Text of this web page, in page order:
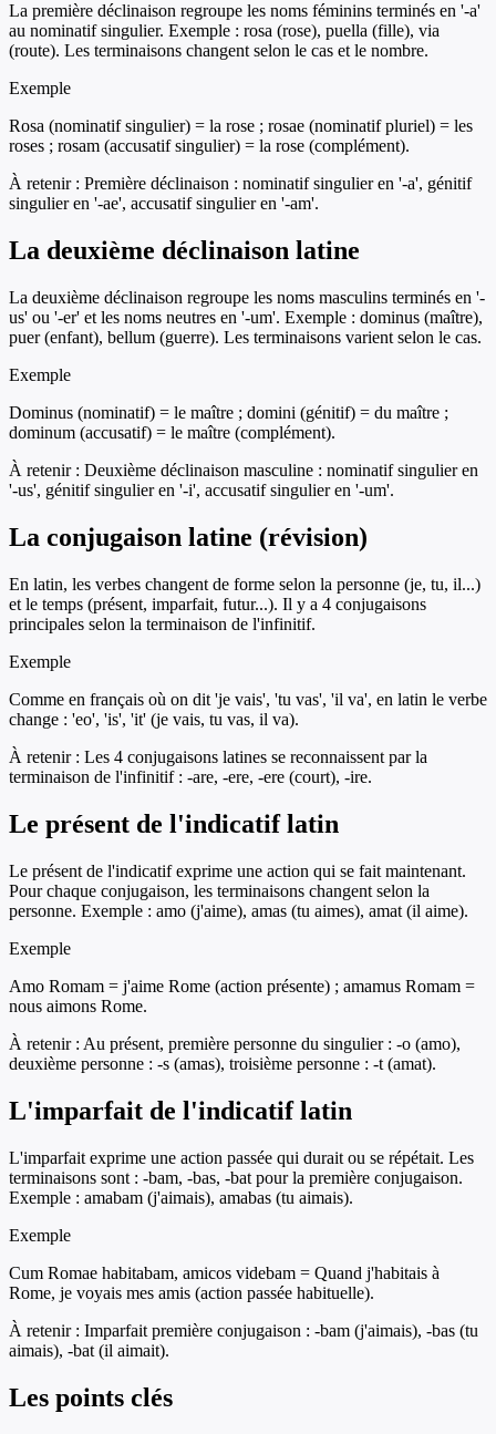
La première déclinaison regroupe les noms féminins terminés en '-a'
au nominatif singulier. Exemple : rosa (rose), puella (fille), via
(route). Les terminaisons changent selon le cas et le nombre.
Exemple
Rosa (nominatif singulier) = la rose ; rosae (nominatif pluriel) = les
roses ; rosam (accusatif singulier) = la rose (complément).
À retenir : Première déclinaison : nominatif singulier en '-a', génitif
singulier en '-ae', accusatif singulier en '-am'.
La deuxième déclinaison latine
La deuxième déclinaison regroupe les noms masculins terminés en '-
us' ou '-er' et les noms neutres en '-um'. Exemple : dominus (maître),
puer (enfant), bellum (guerre). Les terminaisons varient selon le cas.
Exemple
Dominus (nominatif) = le maître ; domini (génitif) = du maître ;
dominum (accusatif) = le maître (complément).
À retenir : Deuxième déclinaison masculine : nominatif singulier en
'-us', génitif singulier en '-i', accusatif singulier en '-um'.
La conjugaison latine (révision)
En latin, les verbes changent de forme selon la personne (je, tu, il...)
et le temps (présent, imparfait, futur...). Il y a 4 conjugaisons
principales selon la terminaison de l'infinitif.
Exemple
Comme en français où on dit 'je vais', 'tu vas', 'il va', en latin le verbe
change : 'eo', 'is', 'it' (je vais, tu vas, il va).
À retenir : Les 4 conjugaisons latines se reconnaissent par la
terminaison de l'infinitif : -are, -ere, -ere (court), -ire.
Le présent de l'indicatif latin
Le présent de l'indicatif exprime une action qui se fait maintenant.
Pour chaque conjugaison, les terminaisons changent selon la
personne. Exemple : amo (j'aime), amas (tu aimes), amat (il aime).
Exemple
Amo Romam = j'aime Rome (action présente) ; amamus Romam =
nous aimons Rome.
À retenir : Au présent, première personne du singulier : -o (amo),
deuxième personne : -s (amas), troisième personne : -t (amat).
L'imparfait de l'indicatif latin
L'imparfait exprime une action passée qui durait ou se répétait. Les
terminaisons sont : -bam, -bas, -bat pour la première conjugaison.
Exemple : amabam (j'aimais), amabas (tu aimais).
Exemple
Cum Romae habitabam, amicos videbam = Quand j'habitais à
Rome, je voyais mes amis (action passée habituelle).
À retenir : Imparfait première conjugaison : -bam (j'aimais), -bas (tu
aimais), -bat (il aimait).
Les points clés